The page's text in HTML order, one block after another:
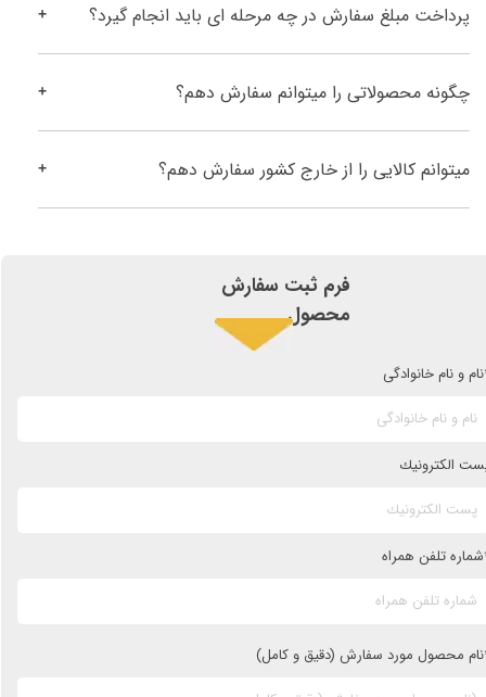
پرداخت مبلغ سفارش در چه مرحله ای باید انجام گیرد؟
چگونه محصولاتی را میتوانم سفارش دهم؟
میتوانم کالایی را از خارج کشور سفارش دهم؟
فرم ثبت سفارش
محصول
نام و نام خانوادگی
الكترونيك
شماره تلفن همراه
نام محصول مورد سفارش (دقیق و کامل)